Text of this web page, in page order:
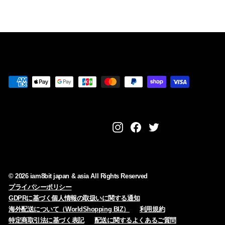
Instagram
Facebook
Twitter
© 2026 iam8bit japan & asia All Rights Reserved
プライバシーポリシー
GDPRに基づく個人情報の取扱いに関する通知
海外配送について（WorldShopping BIZ）
利用規約
特定商取引法に基づく表記
配送に関するよくあるご質問